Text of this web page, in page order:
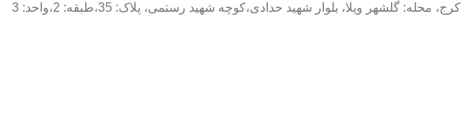
کرج، محله: گلشهر ویلا، بلوار شهید حدادی،کوچه شهید رستمی، پلاک: 35،طبقه: 2،واحد: 3